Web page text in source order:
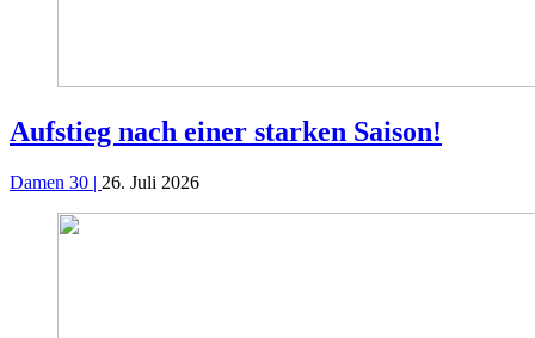
Aufstieg nach einer starken Saison!
Damen 30 | 26. Juli 2026